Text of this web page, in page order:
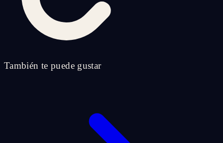
También te puede gustar